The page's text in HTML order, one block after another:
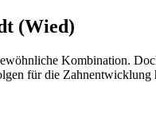
(Wied)
Kombination.
für die